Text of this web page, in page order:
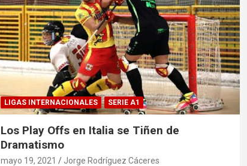
LIGAS INTERNACIONALES SERIE A1
Los Play Offs en Italia se Tiñen de
Dramatismo
mayo 19, 2021 Jorge Rodríguez Cáceres